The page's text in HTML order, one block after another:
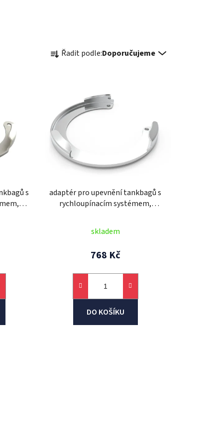
a
p
r
o
k
Řadit podle:Doporučujeme
s
adaptér pro upevnění tankbagů s
rychloupínacím systémem,
skladem
768 Kč
DO KOŠÍKU